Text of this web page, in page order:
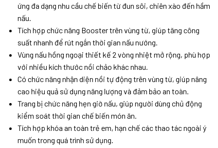
ứng đa dạng nhu cầu chế biến từ đun sôi, chiên xào đến hầm
nấu.
Tích hợp chức năng Booster trên vùng từ, giúp tăng công
suất nhanh để rút ngắn thời gian nấu nướng.
Vùng nấu hồng ngoại thiết kế 2 vòng nhiệt mở rộng, phù hợp
với nhiều kích thước nồi chảo khác nhau.
Có chức năng nhận diện nồi tự động trên vùng từ, giúp nâng
cao hiệu quả sử dụng năng lượng và đảm bảo an toàn.
Trang bị chức năng hẹn giờ nấu, giúp người dùng chủ động
kiểm soát thời gian chế biến món ăn.
Tích hợp khóa an toàn trẻ em, hạn chế các thao tác ngoài ý
muốn trong quá trình sử dụng.